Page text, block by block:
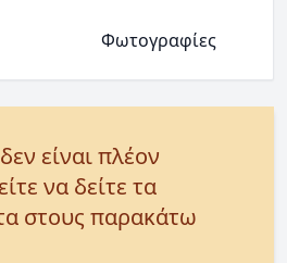
Φωτογραφίες
είναι πλέον
να δείτε τα
στους παρακάτω